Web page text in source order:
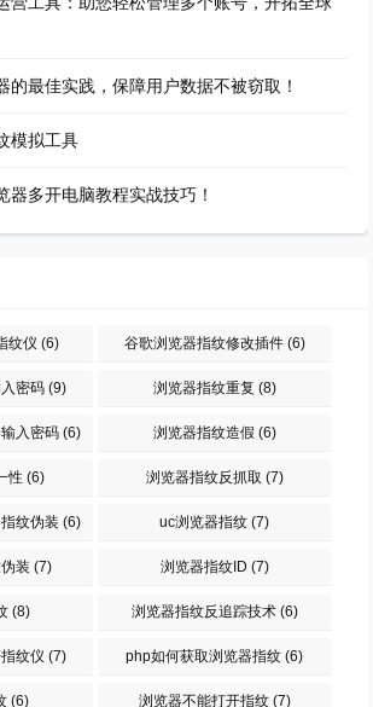
的最佳实践，保障用户数据不被窃取！
模拟工具
器多开电脑教程实战技巧！
纹仪 (6) 谷歌浏览器指纹修改插件(6)
密码 (9) 浏览器指纹重复 (8)
入密码 (6) 浏览器指纹造假 (6)
性 (6) 浏览器指纹反抓取 (7)
纹伪装 (6) uc浏览器指纹 (7)
装 (7) 浏览器指纹ID (7)
(8) 浏览器指纹反追踪技术(6)
纹仪 (7) php如何获取浏览器指纹 (6)
(6) 浏览器不能打开指纹(7)